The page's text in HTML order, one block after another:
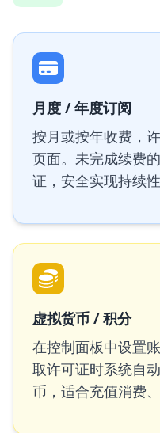
月度 / 年度订阅
按月或按年收费，
页面。未完成续费
证，安全实现持续性
虚拟货币 / 积分
在控制面板中设置
取许可证时系统自
币，适合充值消费